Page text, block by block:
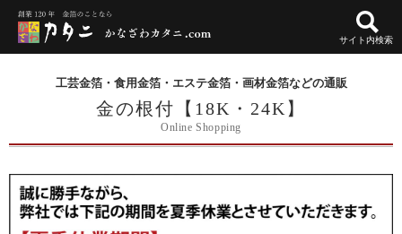
サイト内検索
工芸金箔・食用金箔・エステ金箔・画材金箔などの通販
金の根付【18K・24K】
Online Shopping